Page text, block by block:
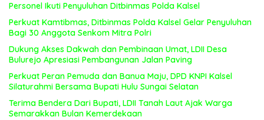
Personel Ikuti Penyuluhan Ditbinmas Polda Kalsel
Perkuat Kamtibmas, Ditbinmas Polda Kalsel Gelar Penyuluhan
Bagi 30 Anggota Senkom Mitra Polri
Dukung Akses Dakwah dan Pembinaan Umat, LDII Desa
Bulurejo Apresiasi Pembangunan Jalan Paving
Perkuat Peran Pemuda dan Banua Maju, DPD KNPI Kalsel
Silaturahmi Bersama Bupati Hulu Sungai Selatan
Terima Bendera Dari Bupati, LDII Tanah Laut Ajak Warga
Semarakkan Bulan Kemerdekaan